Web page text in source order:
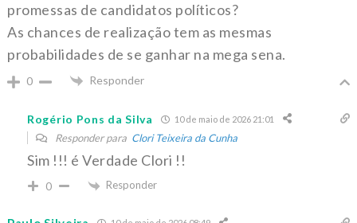
promessas de candidatos políticos?
As chances de realização tem as mesmas
probabilidades de se ganhar na mega sena.
0 Responder
Rogério Pons da Silva 10 de maio de 2026 21:01
Responder para Clori Teixeira da Cunha
Sim !!! é Verdade Clori !!
0 Responder